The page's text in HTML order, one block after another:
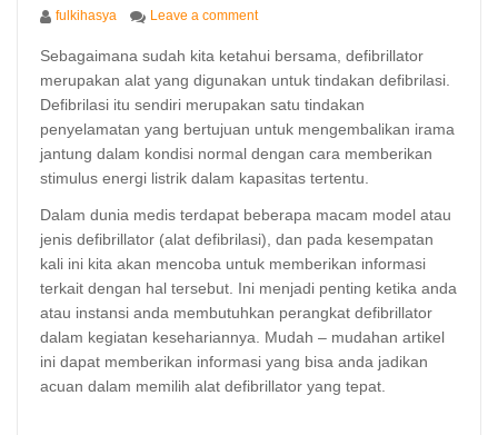
Author
fulkihasya Leave a commenton Mengenal Beberapa Jenis
Sebagaimana sudah kita ketahui bersama, defibrillator
merupakan alat yang digunakan untuk tindakan defibrilasi.
Defibrilasi itu sendiri merupakan satu tindakan
penyelamatan yang bertujuan untuk mengembalikan irama
jantung dalam kondisi normal dengan cara memberikan
stimulus energi listrik dalam kapasitas tertentu.
Dalam dunia medis terdapat beberapa macam model atau
jenis defibrillator (alat defibrilasi), dan pada kesempatan
kali ini kita akan mencoba untuk memberikan informasi
terkait dengan hal tersebut. Ini menjadi penting ketika anda
atau instansi anda membutuhkan perangkat defibrillator
dalam kegiatan kesehariannya. Mudah – mudahan artikel
ini dapat memberikan informasi yang bisa anda jadikan
acuan dalam memilih alat defibrillator yang tepat.